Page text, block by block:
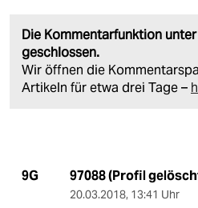
Die Kommentarfunktion
geschlossen.
Wir öffnen die
Artikeln für etwa drei Tage –
9G 97088 (Profil
20.03.2018, 13:41 Uhr